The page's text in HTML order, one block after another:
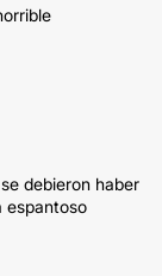
debieron haber
espantoso